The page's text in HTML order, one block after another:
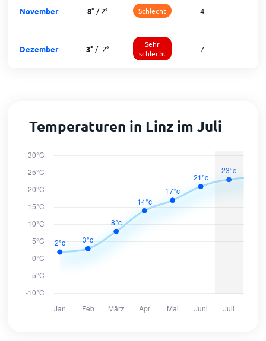
November 8°/2° Schlecht 4
Dezember 3°/-2°
Sehr
schlecht
7
Temperaturen in Linz im Juli